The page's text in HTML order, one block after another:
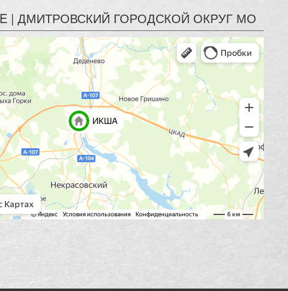
| ДМИТРОВСКИЙ ГОРОДСКОЙ ОКРУГ МО